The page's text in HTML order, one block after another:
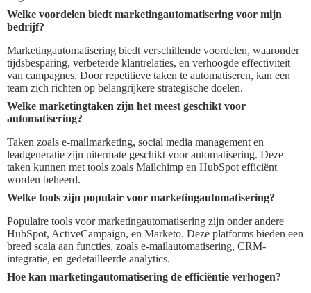
Welke voordelen biedt marketingautomatisering voor mijn
bedrijf?
Marketingautomatisering biedt verschillende voordelen, waaronder
tijdsbesparing, verbeterde klantrelaties, en verhoogde effectiviteit
van campagnes. Door repetitieve taken te automatiseren, kan een
team zich richten op belangrijkere strategische doelen.
Welke marketingtaken zijn het meest geschikt voor
automatisering?
Taken zoals e-mailmarketing, social media management en
leadgeneratie zijn uitermate geschikt voor automatisering. Deze
taken kunnen met tools zoals Mailchimp en HubSpot efficiënt
worden beheerd.
Welke tools zijn populair voor marketingautomatisering?
Populaire tools voor marketingautomatisering zijn onder andere
HubSpot, ActiveCampaign, en Marketo. Deze platforms bieden een
breed scala aan functies, zoals e-mailautomatisering, CRM-
integratie, en gedetailleerde analytics.
Hoe kan marketingautomatisering de efficiëntie verhogen?